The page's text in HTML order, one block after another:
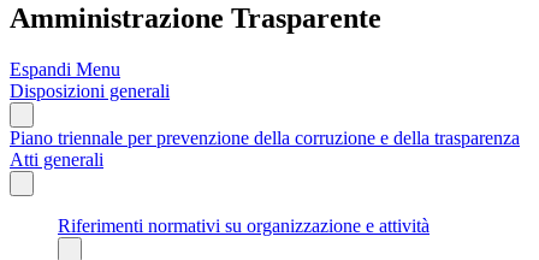
Amministrazione Trasparente
Espandi Menu
Disposizioni generali
Piano triennale per prevenzione della corruzione e della trasparenza
Atti generali
Riferimenti normativi su organizzazione e attività